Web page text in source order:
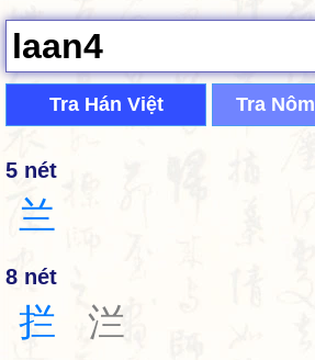
Tra Hán Việt Tra Nôm
5 nét
兰
8 nét
拦 㳕